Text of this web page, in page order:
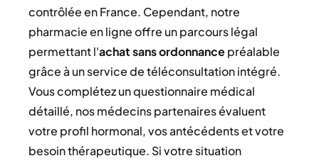
contrôlée en France. Cependant, notre
pharmacie en ligne offre un parcours légal
permettant l'achat sans ordonnancepréalable
grâce à un service de téléconsultation intégré.
Vous complétez un questionnaire médical
détaillé, nos médecins partenaires évaluent
votre profil hormonal, vos antécédents et votre
besoin thérapeutique. Si votre situation